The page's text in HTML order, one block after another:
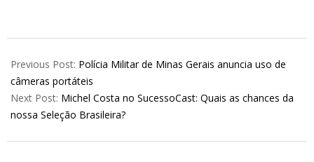
11-
24
Previous Post: Polícia Militar de Minas Gerais anuncia uso de
câmeras portáteis
Next Post: Michel Costa no SucessoCast: Quais as chances da
nossa Seleção Brasileira?